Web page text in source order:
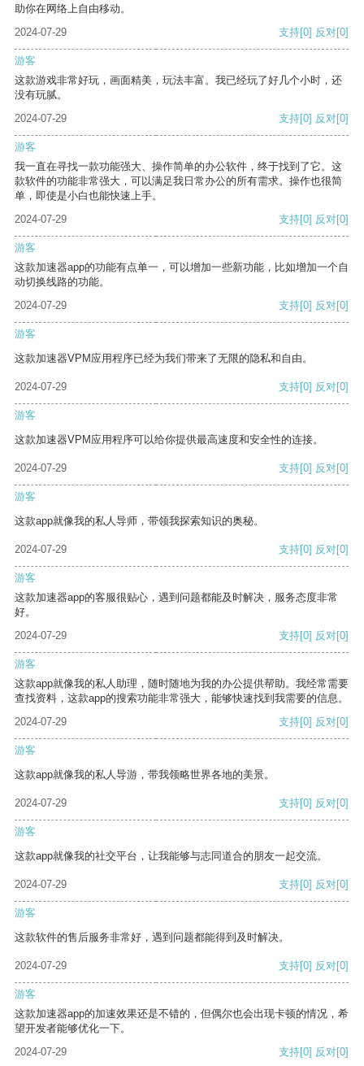
助你在网络上自由移动。
2024-07-29
支持[0] 反对[0]
游客
这款游戏非常好玩，画面精美，玩法丰富。我已经玩了好几个小时，还
没有玩腻。
2024-07-29
支持[0] 反对[0]
游客
我一直在寻找一款功能强大、操作简单的办公软件，终于找到了它。这
款软件的功能非常强大，可以满足我日常办公的所有需求。操作也很简
单，即使是小白也能快速上手。
2024-07-29
支持[0] 反对[0]
游客
这款加速器app的功能有点单一，可以增加一些新功能，比如增加一个自
动切换线路的功能。
2024-07-29
支持[0] 反对[0]
游客
这款加速器VPM应用程序已经为我们带来了无限的隐私和自由。
2024-07-29 支持[0] 反对[0]
游客
这款加速器VPM应用程序可以给你提供最高速度和安全性的连接。
2024-07-29 支持[0] 反对[0]
游客
这款app就像我的私人导师，带领我探索知识的奥秘。
2024-07-29 支持[0] 反对[0]
游客
这款加速器app的客服很贴心，遇到问题都能及时解决，服务态度非常
好。
2024-07-29
支持[0] 反对[0]
游客
这款app就像我的私人助理，随时随地为我的办公提供帮助。我经常需要
查找资料，这款app的搜索功能非常强大，能够快速找到我需要的信息。
2024-07-29
支持[0] 反对[0]
游客
这款app就像我的私人导游，带我领略世界各地的美景。
2024-07-29 支持[0] 反对[0]
游客
这款app就像我的社交平台，让我能够与志同道合的朋友一起交流。
2024-07-29 支持[0] 反对[0]
游客
这款软件的售后服务非常好，遇到问题都能得到及时解决。
2024-07-29 支持[0] 反对[0]
游客
这款加速器app的加速效果还是不错的，但偶尔也会出现卡顿的情况，希
望开发者能够优化一下。
2024-07-29
支持[0] 反对[0]